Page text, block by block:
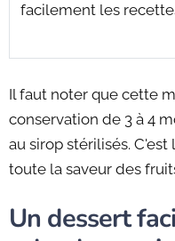
facilement les
Il faut noter que cette
conservation de 3 à 4
au sirop stérilisés.
toute la saveur des
Un dessert